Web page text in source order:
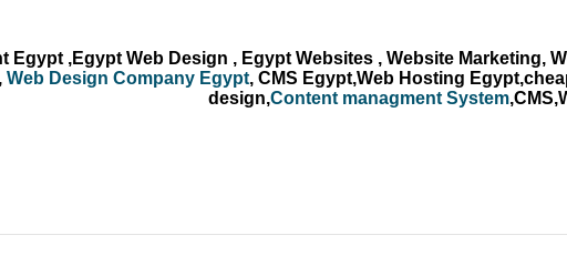
Egypt ,Egypt Web Design , Egypt Websites , Website Marketing,
Web Design Company Egypt, CMS Egypt,Web Hosting
design,Content managment System